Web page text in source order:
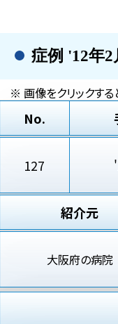
症例 '12年2
※ 画像をクリックする
No.
127
紹介元
大阪府の病院